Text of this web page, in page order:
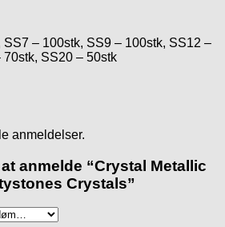
SS7 – 100stk, SS9 – 100stk, SS12 –
70stk, SS20 – 50stk
anmeldelser.
anmelde “Crystal Metallic
Crystals”